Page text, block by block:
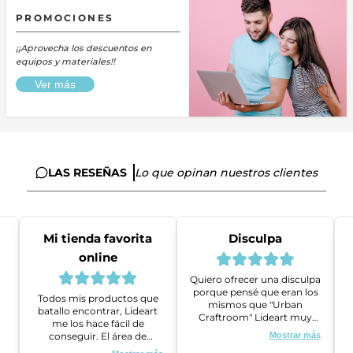
PROMOCIONES
¡¡Aprovecha los descuentos en
equipos y materiales!!
Ver más
LAS RESEÑAS Lo que opinan nuestros clientes
Mi tienda favorita
online
Todos mis productos que
batallo encontrar, Lideart
me los hace fácil de
conseguir. El área de
ventas es super amable y
Disculpa
Quiero ofrecer una disculpa
porque pensé que eran los
mismos que "Urban
Craftroom" Lideart muy
amables me ayudaron a
gestionar un problema que
Mostrar más